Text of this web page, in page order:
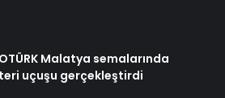
Malatya semalarında
uçuşu gerçekleştirdi